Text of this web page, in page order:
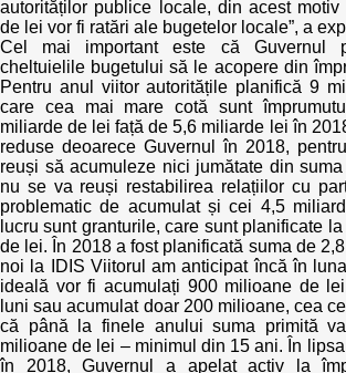
autorităților publice locale, din acest
de lei vor fi ratări ale bugetelor locale”, a
Cel mai important este că Guvernul
cheltuielile bugetului să le acopere din
Pentru anul viitor autoritățile planifică 9
care cea mai mare cotă sunt
miliarde de lei față de 5,6 miliarde lei în
reduse deoarece Guvernul în 2018,
reuși să acumuleze nici jumătate din suma
nu se va reuși restabilirea relațiilor cu
problematic de acumulat și cei 4,5
lucru sunt granturile, care sunt planificate
de lei. În 2018 a fost planificată suma de
noi la IDIS Viitorul am anticipat încă în
ideală vor fi acumulați 900 milioane de
luni sau acumulat doar 200 milioane, cea
că până la finele anului suma primită
milioane de lei – minimul din 15 ani. În
în 2018, Guvernul a apelat activ la